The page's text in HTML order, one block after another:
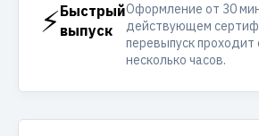
⚡Быстрый
выпуск
Оформление от 30
действующем
перевыпуск проходит
несколько часов.